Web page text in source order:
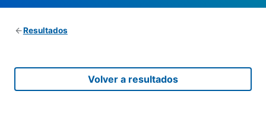
Resultados
Volver a resultados